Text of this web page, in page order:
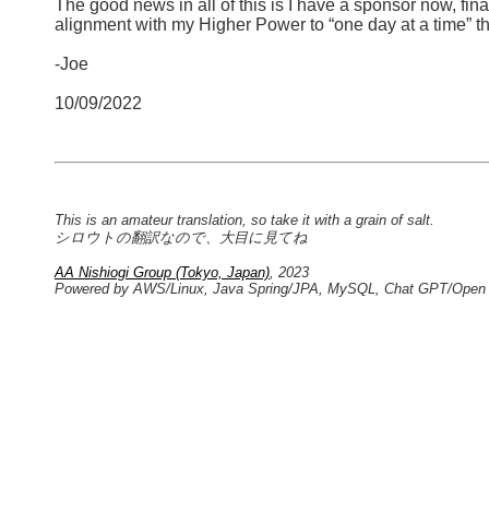
The good news in all of this is I have a sponsor now,
alignment with my Higher Power to “one day at a time”
-Joe
10/09/2022
This is an amateur translation, so take it with a grain of salt.
シロウトの翻訳なので、大目に見てね
AA Nishiogi Group (Tokyo, Japan), 2023
Powered by AWS/Linux, Java Spring/JPA, MySQL, Chat GPT/